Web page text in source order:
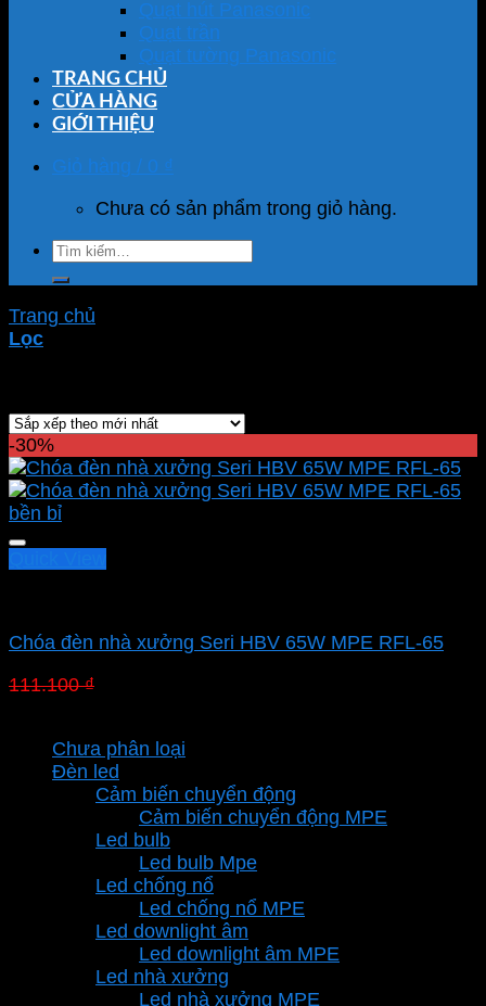
Quạt hút Panasonic
Quạt trần
Quạt tường Panasonic
TRANG CHỦ
CỬA HÀNG
GIỚI THIỆU
Giỏ hàng / 0 ₫
Chưa có sản phẩm trong giỏ hàng.
Tìm
kiếm:
Trang chủ
Lọc
-30%
Chóa đèn nhà xưởng Seri HBV 65W MPE RFL-65
111.100₫
111.100 ₫.
là:
Chưa phân loại
Đèn led
Cảm biến chuyển động
Cảm biến chuyển động MPE
Led bulb
Led bulb Mpe
Led chống nổ
Led chống nổ MPE
Led downlight âm
Led downlight âm MPE
Led nhà xưởng
Led nhà xưởng MPE